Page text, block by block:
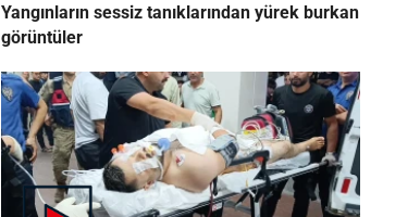
Yangınların sessiz tanıklarından yürek burkan
görüntüler